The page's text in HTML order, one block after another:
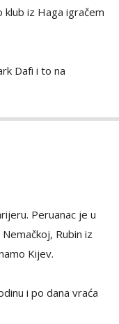
iz Haga igračem
Dafi i to na
Peruanac je u
Rubin iz
Kijev.
i po dana vraća